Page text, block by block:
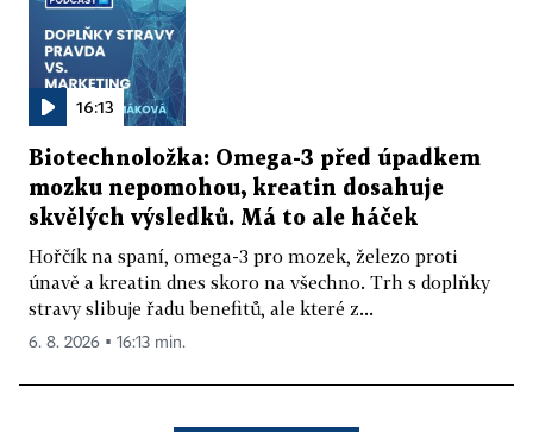
16:13
Biotechnoložka: Omega-3 před úpadkem
mozku nepomohou, kreatin dosahuje
skvělých výsledků. Má to ale háček
Hořčík na spaní, omega-3 pro mozek, železo proti
únavě a kreatin dnes skoro na všechno. Trh s doplňky
stravy slibuje řadu benefitů, ale které z...
6. 8. 2026 ▪ 16:13 min.